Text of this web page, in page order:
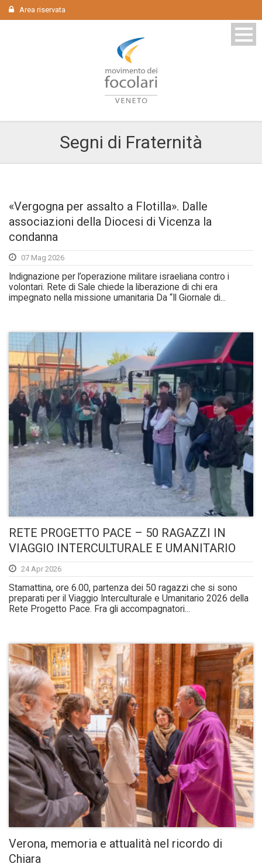
Area riservata
Segni di Fraternità
«Vergogna per assalto a Flotilla». Dalle
associazioni della Diocesi di Vicenza la
condanna
07 Mag 2026
Indignazione per l’operazione militare israeliana contro i
volontari. Rete di Sale chiede la liberazione di chi era
impegnato nella missione umanitaria Da “Il Giornale di...
RETE PROGETTO PACE – 50 RAGAZZI IN
VIAGGIO INTERCULTURALE E UMANITARIO
24 Apr 2026
Stamattina, ore 6.00, partenza dei 50 ragazzi che si sono
preparati per il Viaggio Interculturale e Umanitario 2026 della
Rete Progetto Pace. Fra gli accompagnatori...
Verona, memoria e attualità nel ricordo di
Chiara